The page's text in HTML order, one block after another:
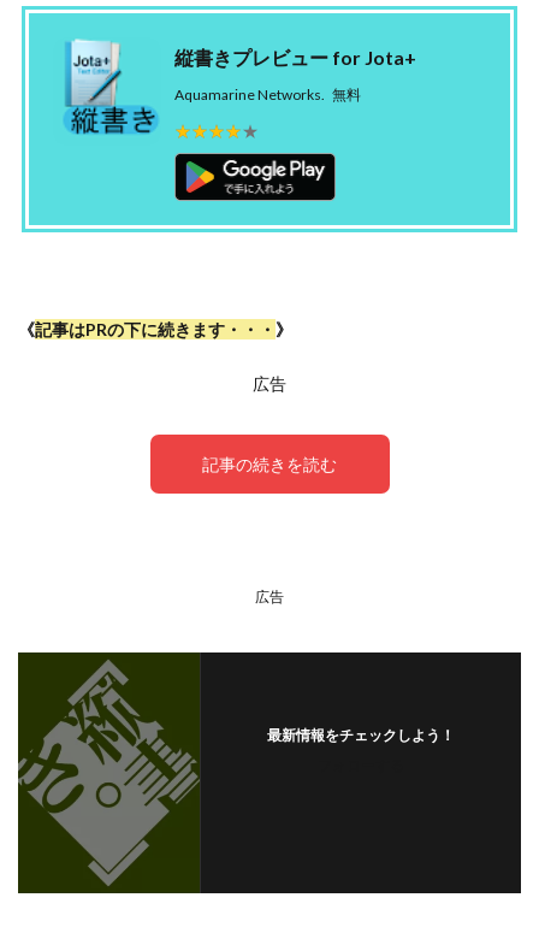
縦書きプレビュー for Jota+
Aquamarine Networks. 無料
★★★★★
★★★★★
《記事はPRの下に続きます・・・ 》
広告
記事の続きを読む
Android縦書きアプリの活用方法
広告
最新情報をチェックしよう！